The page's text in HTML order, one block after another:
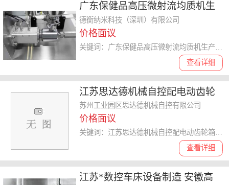
广东保健品高压微射流均质机生
产厂家 德衡纳米科技供应
德衡纳米科技（深圳）有限公司
价格面议
查看详细
江苏思达德机械自控配电动齿轮
箱应用范围 和谐共赢 苏州工业园
区思达德机械自控供应
苏州工业园区思达德机械自控有限公司
价格面议
查看详细
关键词：江苏思达德机械自控配电动齿轮箱应用范围,配电动齿轮箱
江苏*数控车床设备制造 安徽高